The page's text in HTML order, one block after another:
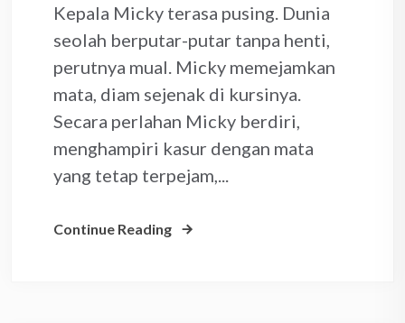
Kepala Micky terasa pusing. Dunia
seolah berputar-putar tanpa henti,
perutnya mual. Micky memejamkan
mata, diam sejenak di kursinya.
Secara perlahan Micky berdiri,
menghampiri kasur dengan mata
yang tetap terpejam,...
Continue Reading